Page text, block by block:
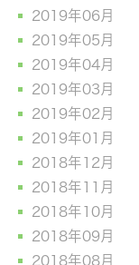
2019年06月
2019年05月
2019年04月
2019年03月
2019年02月
2019年01月
2018年12月
2018年11月
2018年10月
2018年09月
2018年08月